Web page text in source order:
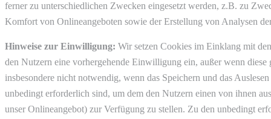
ferner zu unterschiedlichen Zwecken eingesetzt werden, z.B. zu
Komfort von Onlineangeboten sowie der Erstellung von Analysen
Hinweise zur Einwilligung: Wir setzen Cookies im Einklang mit
den Nutzern eine vorhergehende Einwilligung ein, außer wenn
insbesondere nicht notwendig, wenn das Speichern und das
unbedingt erforderlich sind, um dem den Nutzern einen von ihnen
unser Onlineangebot) zur Verfügung zu stellen. Zu den unbedingt